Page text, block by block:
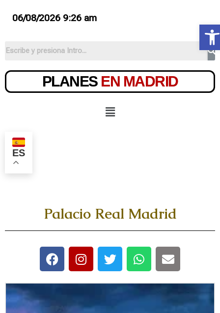
06/08/2026 9:26 am
PLANES EN MADRID
ES
Palacio Real Madrid